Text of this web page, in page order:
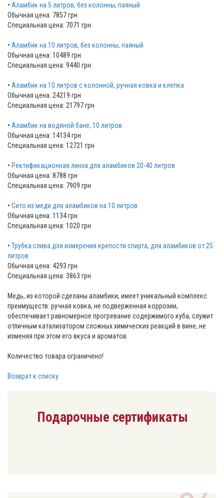
• Аламбик на 5 литров, без колонны, паяный
Обычная цена: 7857 грн
Специальная цена: 7071 грн
• Аламбик на 10 литров, без колонны, паяный
Обычная цена: 10489 грн
Специальная цена: 9440 грн
• Аламбик на 10 литров с колонной, ручная ковка и клепка
Обычная цена: 24219 грн
Специальная цена: 21797 грн
• Аламбик на водяной бане, 10 литров
Обычная цена: 14134 грн
Специальная цена: 12721 грн
• Ректификационная линза для аламбиков 20-40 литров
Обычная цена: 8788 грн
Специальная цена: 7909 грн
• Сито из меди для аламбиков на 10 литров
Обычная цена: 1134 грн
Специальная цена: 1020 грн
• Трубка слива для измерения крепости спирта, для аламбиков от 25
литров
Обычная цена: 4293 грн
Специальная цена: 3863 грн
Медь, из которой сделаны аламбики, имеет уникальный комплекс
преимуществ: ручная ковка, не подверженная коррозии,
обеспечивает равномерное прогревание содержимого куба, служит
отличным катализатором сложных химических реакций в вине, не
изменяя при этом его вкуса и ароматов.
Количество товара ограничено!
Возврат к списку
Подарочные сертификаты